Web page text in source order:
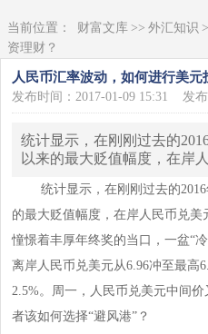
当前位置： 财富文库 >> 外汇知识
资理财？
人民币汇率波动，如何进行美元
发布时间：2017-01-09 15:31 发
统计显示，在刚刚过去的
以来的最大贬值幅度，在岸
统计显示，在刚刚过去的2016
的最大贬值幅度，在岸人民币兑
憧憬着丰厚年终奖的当口，一盆“
离岸人民币兑美元从6.96冲至最高
2.5%。周一，人民币兑美元中间
者该如何选择“避风港”？